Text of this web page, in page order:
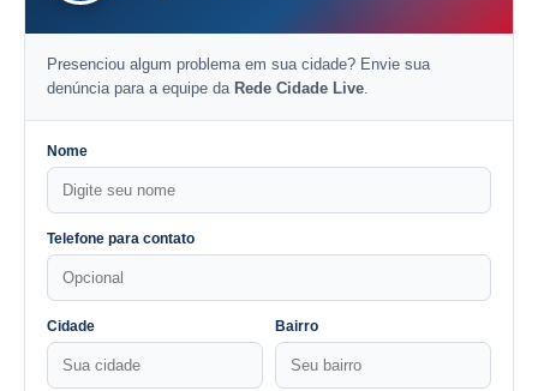
Presenciou algum problema em sua cidade? Envie sua
denúncia para a equipe da Rede Cidade Live.
Nome
Telefone para contato
Cidade Bairro